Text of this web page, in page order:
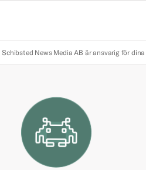
Schibsted News Media AB är ansvarig för